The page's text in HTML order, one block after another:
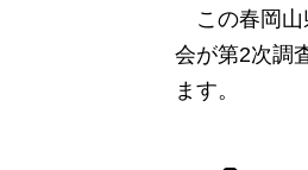
この春岡山
会が第2次調
ます。